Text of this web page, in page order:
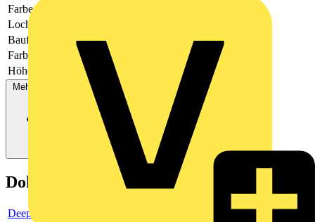
Farbe Frontring
Lochdurchmesser
Bauform der Linse rund
Farbe des Knopfes
grün
Höhe der Öffnung
Mehr anzeigen
Dokumente
Deeplink product page